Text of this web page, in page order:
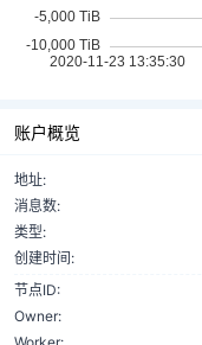
账户概览
地址:
消息数:
类型:
创建时间:
节点ID:
Owner: